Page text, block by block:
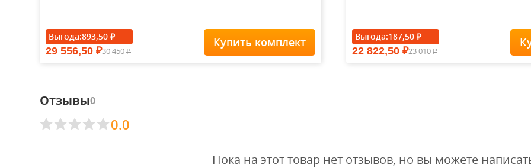
Выгода:893,50 ₽
29 556,50 ₽30 450₽
Купить комплект
Футболка Forest-
Выгода:187,50 ₽
22 822,50 ₽23 010₽
Отзывы0
0.0
Пока на этот товар нет отзывов, но вы можете